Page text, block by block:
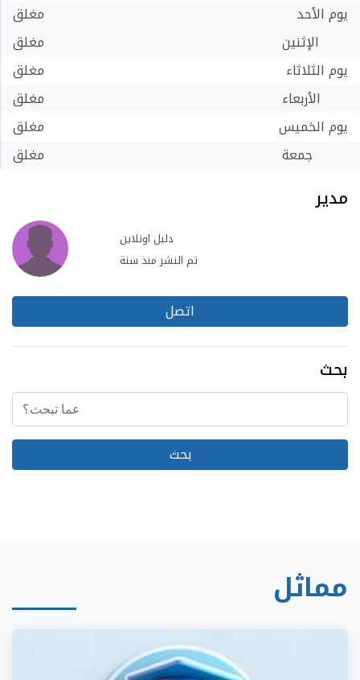
يوم الأحد
مغلق
الإثنين
مغلق
يوم الثلاثاء
مغلق
الأربعاء
مغلق
يوم الخميس
مغلق
جمعة
مغلق
مدير
دليل اونلاين
تم النشر منذ سنة
اتصل
بحث
مماثل